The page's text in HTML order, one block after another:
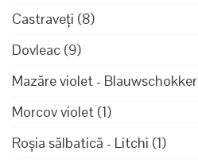
Castraveți (8)
Dovleac (9)
Mazăre violet - Blauwschokker
Morcov violet (1)
Roșia sălbatică - Litchi (1)